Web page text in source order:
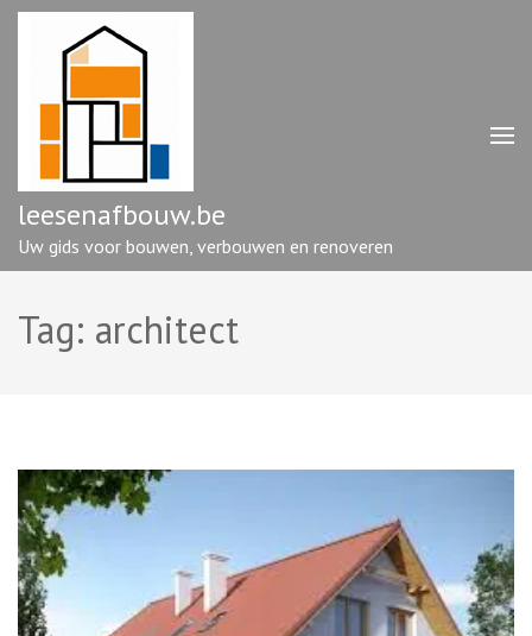
Ga
enter)
leesenafbouw.be
Uw gids voor bouwen, verbouwen en renoveren
Tag: architect